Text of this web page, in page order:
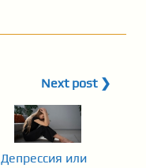
Next post ❯
Депрессия или